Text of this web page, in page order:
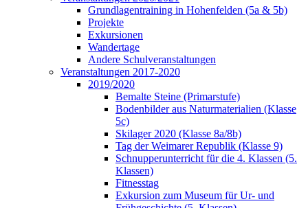
Grundlagentraining in Hohenfelden (5a & 5b)
Projekte
Exkursionen
Wandertage
Andere Schulveranstaltungen
Veranstaltungen 2017-2020
2019/2020
Bemalte Steine (Primarstufe)
Bodenbilder aus Naturmaterialien (Klasse
5c)
Skilager 2020 (Klasse 8a/8b)
Tag der Weimarer Republik (Klasse 9)
Schnupperunterricht für die 4. Klassen (5.
Klassen)
Fitnesstag
Exkursion zum Museum für Ur- und